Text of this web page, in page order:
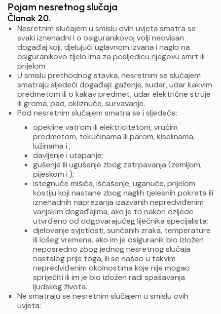
Pojam nesretnog slučaja
Članak 20.
Nesretnim slučajem u smislu ovih uvjeta smatra se
svaki iznenadni i o osiguranikovoj volji neovisan
događaj koji, djelujući uglavnom izvana i naglo na
osiguranikovo tijelo ima za posljedicu njegovu smrt ili
prijelom
U smislu prethodnog stavka, nesretnim se slučajem
smatraju sljedeći događaji: gaženje, sudar, udar kakvim
predmetom ili o kakav predmet, udar električne struje
ili groma, pad, okliznuće, survavanje.
Pod nesretnim slučajem smatra se i sljedeće:
opekline vatrom ili elektricitetom, vrućim
predmetom, tekućinama ili parom, kiselinama,
lužinama i ;
davljenje i utapanje;
gušenje ili ugušenje zbog zatrpavanja (zemljom,
pijeskom i );
istegnuće mišića, iščašenje, uganuće, prijelom
kostiju koji nastane zbog naglih tjelesnih pokreta ili
iznenadnih naprezanja izazvanih nepredviđenim
vanjskim događajima, ako je to nakon ozljede
utvrđeno od odgovarajućeg liječnika specijalista;
djelovanje svjetlosti, sunčanih zraka, temperature
ili lošeg vremena, ako im je osiguranik bio izložen
neposredno zbog jednog nesretnog slučaja
nastalog prije toga, ili se našao u takvim
nepredviđenim okolnostima koje nije mogao
spriječiti ili im je bio izložen radi spašavanja
ljudskog života.
Ne smatraju se nesretnim slučajem u smislu ovih
uvjeta: